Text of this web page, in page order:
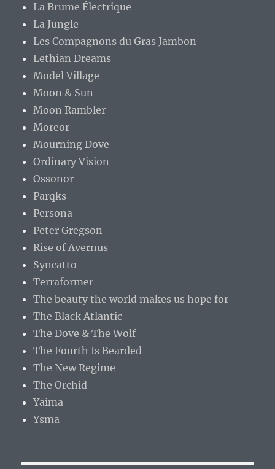
La Brume Électrique
La Jungle
Les Compagnons du Gras Jambon
Lethian Dreams
Model Village
Moon & Sun
Moon Rambler
Moreor
Mourning Dove
Ordinary Vision
Ossonor
Parqks
Persona
Peter Gregson
Rise of Avernus
Syncatto
Terraformer
The beauty the world makes us hope for
The Black Atlantic
The Dove & The Wolf
The Fourth Is Bearded
The New Regime
The Orchid
Yaima
Ysma